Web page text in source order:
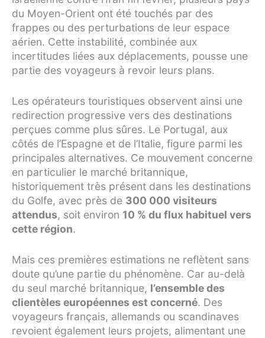
du Moyen-Orient ont été touchés par des
frappes ou des perturbations de leur espace
aérien. Cette instabilité, combinée aux
incertitudes liées aux déplacements, pousse une
partie des voyageurs à revoir leurs plans.
Les opérateurs touristiques observent ainsi une
redirection progressive vers des destinations
perçues comme plus sûres. Le Portugal, aux
côtés de l’Espagne et de l’Italie, figure parmi les
principales alternatives. Ce mouvement concerne
en particulier le marché britannique,
historiquement très présent dans les destinations
du Golfe, avec près de 300 000 visiteurs
attendus, soit environ 10 % du flux habituel vers
cette région.
Mais ces premières estimations ne reflètent sans
doute qu’une partie du phénomène. Car au-delà
du seul marché britannique, l’ensemble des
clientèles européennes est concerné. Des
voyageurs français, allemands ou scandinaves
revoient également leurs projets, alimentant une